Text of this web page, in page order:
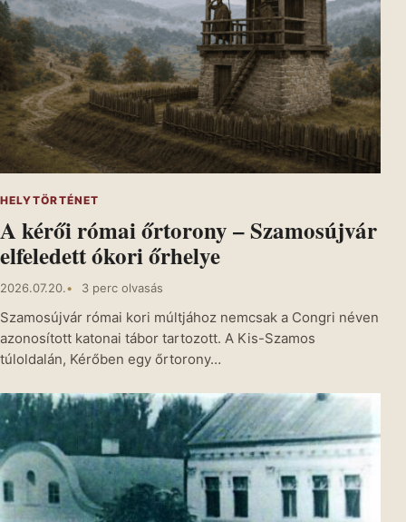
HELYTÖRTÉNET
A kérői római őrtorony – Szamosújvár
elfeledett ókori őrhelye
2026.07.20. 3 perc olvasás
Szamosújvár római kori múltjához nemcsak a Congri néven
azonosított katonai tábor tartozott. A Kis-Szamos
túloldalán, Kérőben egy őrtorony…